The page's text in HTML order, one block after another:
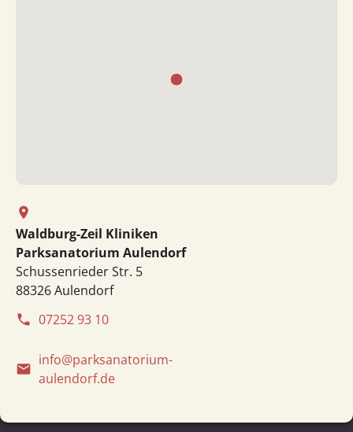
place
Waldburg-Zeil Kliniken
Parksanatorium Aulendorf
Schussenrieder Str. 5
88326 Aulendorf
phone 07252 93 10
email
info@parksanatorium-
aulendorf.de